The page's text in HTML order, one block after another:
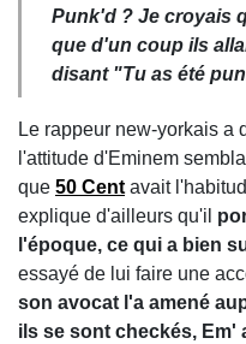
Punk'd ? Je croyais
que d'un coup ils
disant "Tu as été
Le rappeur new-yorkais a
l'attitude d'Eminem
que 50 Cent avait
explique d'ailleurs qu'il
l'époque, ce qui a bien
essayé de lui faire une
son avocat l'a amené
ils se sont checkés, Em'